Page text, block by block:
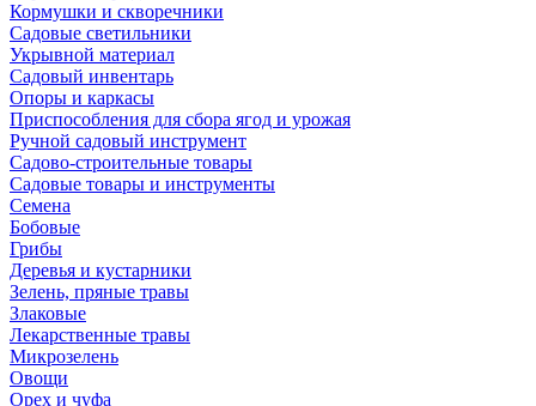
Кормушки и скворечники
Садовые светильники
Укрывной материал
Садовый инвентарь
Опоры и каркасы
Приспособления для сбора ягод и урожая
Ручной садовый инструмент
Садово-строительные товары
Садовые товары и инструменты
Семена
Бобовые
Грибы
Деревья и кустарники
Зелень, пряные травы
Злаковые
Лекарственные травы
Микрозелень
Овощи
Орех и чуфа